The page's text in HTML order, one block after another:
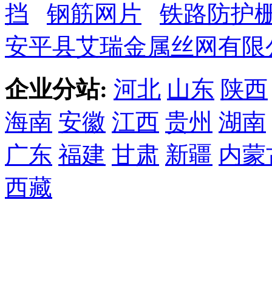
挡
钢筋网片
铁路防护
安平县艾瑞金属丝网有限
企业分站: 河北 山东 陕西
海南 安徽 江西 贵州 湖南
广东 福建 甘肃 新疆 内蒙
西藏